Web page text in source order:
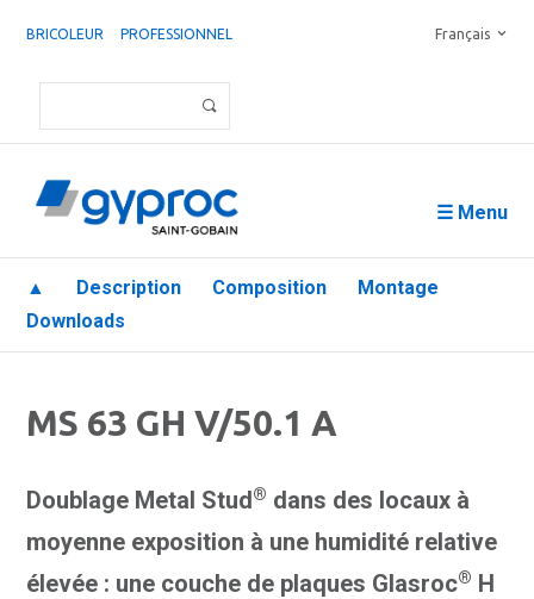
BRICOLEUR PROFESSIONNEL Français
☰ Menu
▲ Description Composition
Montage
Downloads
MS 63 GH V/50.1 A
Doublage Metal Stud® dans des locaux à
moyenne exposition à une humidité relative
élevée : une couche de plaques Glasroc® H